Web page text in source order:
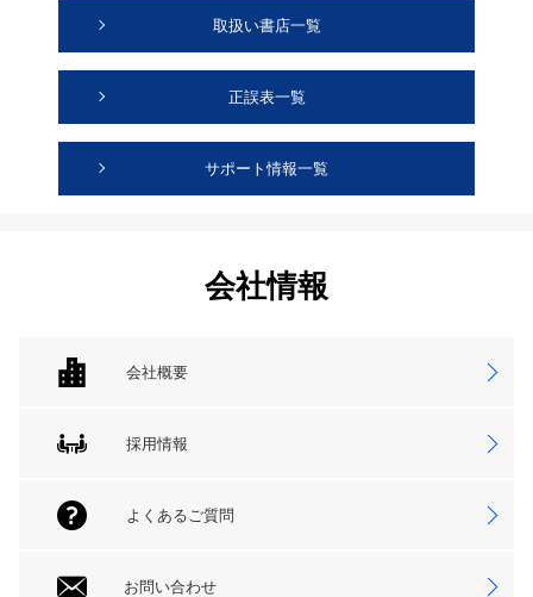
取扱い書店一覧
正誤表一覧
サポート情報一覧
会社情報
会社概要
採用情報
よくあるご質問
お問い合わせ